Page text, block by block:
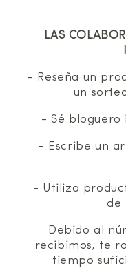
LAS
- Reseña un
un
- Sé bloguero
- Escribe un
- Utiliza
de
Debido al
recibimos, te
tiempo